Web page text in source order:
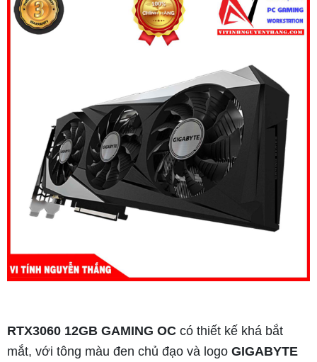
RTX3060 12GB GAMING OC có thiết kế khá bắt
mắt, với tông màu đen chủ đạo và logo GIGABYTE